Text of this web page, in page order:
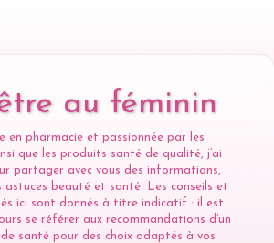
au féminin
en pharmacie et passionnée par les
que les produits santé de qualité, j’ai
partager avec vous des informations,
astuces beauté et santé. Les conseils et
ici sont donnés à titre indicatif : il est
se référer aux recommandations d’un
santé pour des choix adaptés à vos